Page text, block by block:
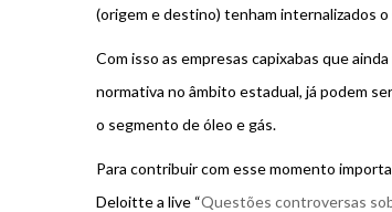
(origem e destino) tenham internalizados
Com isso as empresas capixabas que
normativa no âmbito estadual, já podem
o segmento de óleo e gás.
Para contribuir com esse momento
Deloitte a live “Questões controversas